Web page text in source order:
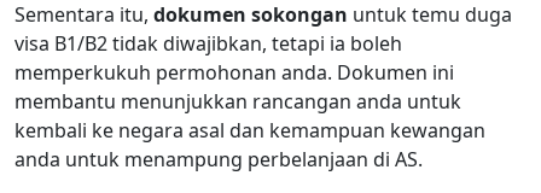
Sementara itu, dokumen sokongan untuk temu duga
visa B1/B2 tidak diwajibkan, tetapi ia boleh
memperkukuh permohonan anda. Dokumen ini
membantu menunjukkan rancangan anda untuk
kembali ke negara asal dan kemampuan kewangan
anda untuk menampung perbelanjaan di AS.